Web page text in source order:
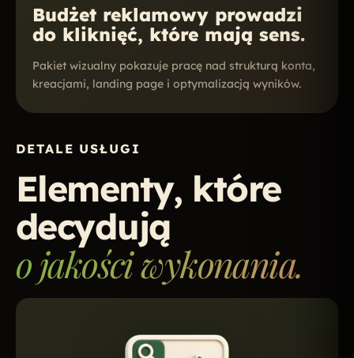
Budżet reklamowy prowadzi
do kliknięć, które mają sens.
Pakiet wizualny pokazuje pracę nad strukturą konta,
kreacjami, landing page i optymalizacją wyników.
DETALE USŁUGI
Elementy, które
decydują
o jakości wykonania.